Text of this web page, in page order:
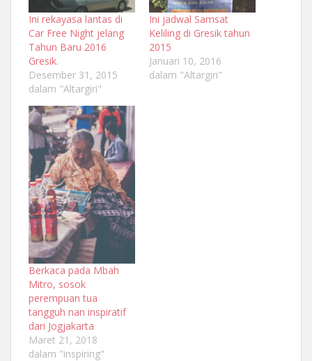
Ini rekayasa lantas di
Car Free Night jelang
Tahun Baru 2016
Gresik.
Desember 31, 2015
dalam "Altargiri"
Ini jadwal Samsat
Keliling di Gresik tahun
2015
Januari 10, 2016
dalam "Altargiri"
Berkaca pada Mbah
Mitro, sosok
perempuan tua
tangguh nan inspiratif
dari Jogjakarta
Maret 21, 2018
dalam "inspiring"